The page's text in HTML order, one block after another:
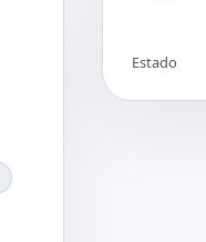
Estado